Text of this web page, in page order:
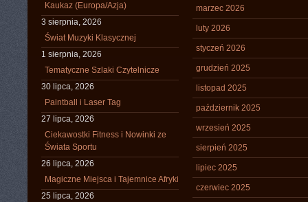
Kaukaz (Europa/Azja)
3 sierpnia, 2026
Świat Muzyki Klasycznej
1 sierpnia, 2026
Tematyczne Szlaki Czytelnicze
30 lipca, 2026
Paintball i Laser Tag
27 lipca, 2026
Ciekawostki Fitness i Nowinki ze
Świata Sportu
26 lipca, 2026
Magiczne Miejsca i Tajemnice Afryki
25 lipca, 2026
marzec 2026
luty 2026
styczeń 2026
grudzień 2025
listopad 2025
październik 2025
wrzesień 2025
sierpień 2025
lipiec 2025
czerwiec 2025